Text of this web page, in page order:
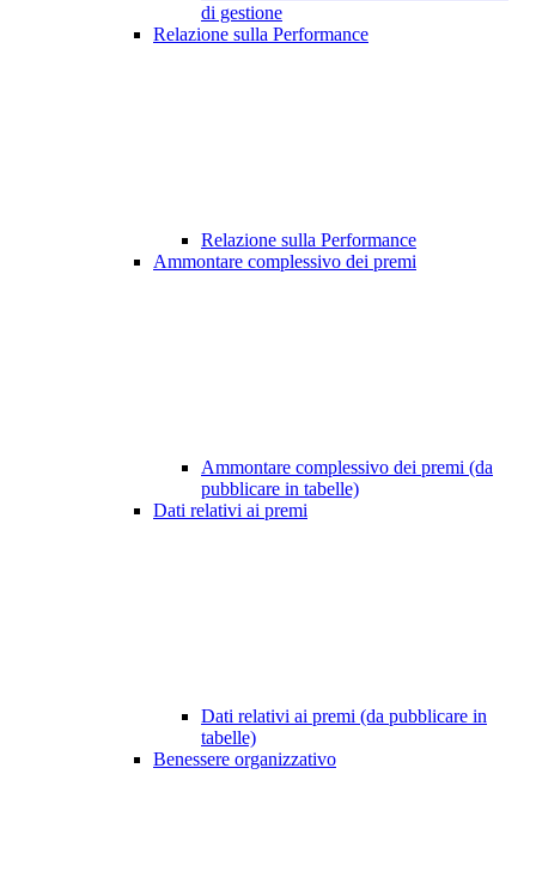
di gestione
Relazione sulla Performance
Relazione sulla Performance
Ammontare complessivo dei premi
Ammontare complessivo dei premi (da
pubblicare in tabelle)
Dati relativi ai premi
Dati relativi ai premi (da pubblicare in
tabelle)
Benessere organizzativo